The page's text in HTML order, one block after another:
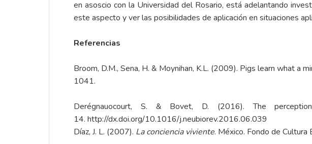
en asoscio con la Universidad del Rosario, está adelantando
este aspecto y ver las posibilidades de aplicación en situaciones
Referencias
Broom, D.M., Sena, H. & Moynihan, K.L. (2009). Pigs learn what a
1041.
Derégnauocourt, S. & Bovet, D. (2016). The
14. http://dx.doi.org/10.1016/j.neubiorev.2016.06.039
Díaz, J. L. (2007). La conciencia viviente. México. Fondo de Cultura